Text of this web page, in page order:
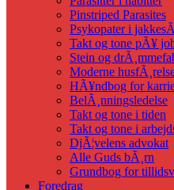
Pinstriped Parasites
Psykopater i
Takt og tone pÃ¥
Stein og
Moderne
HÃ¥ndbog for
BelÃ¸nningsledelse
Takt og tone i tiden
Takt og tone i
DjÃ¦velens advokat
Alle Guds bÃ¸rn
Grundbog for
Foredrag